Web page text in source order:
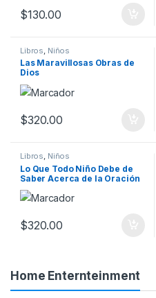
$130.00
Libros Niños
Las Maravillosas Obras de
Dios
$320.00
Libros, Niños
Lo Que Todo Niño Debe de
Saber Acerca de la Oración
$320.00
Home Enternteinment